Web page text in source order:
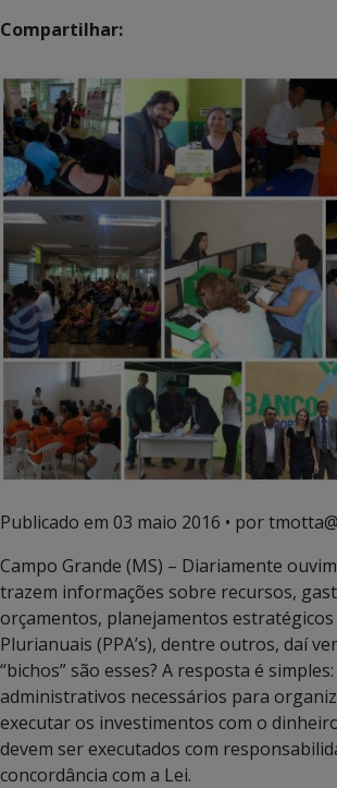
Compartilhar:
Publicado em 03 maio 2016 • por
Campo Grande (MS) – Diariamente
trazem informações sobre recursos,
orçamentos, planejamentos estratégicos
Plurianuais (PPA’s), dentre outros, daí
“bichos” são esses? A resposta é
administrativos necessários para
executar os investimentos com o
devem ser executados com
concordância com a Lei.